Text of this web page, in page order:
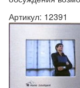
Артикул: 12391